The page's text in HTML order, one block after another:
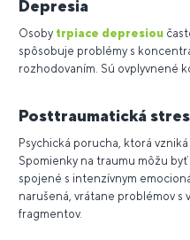
Depresia
Osoby trpiace depresiou
spôsobuje problémy s
rozhodovaním. Sú ovplyvnené
Posttraumatická
Psychická porucha, ktorá
Spomienky na traumu môžu
spojené s intenzívnym
narušená, vrátane problémov s
fragmentov.